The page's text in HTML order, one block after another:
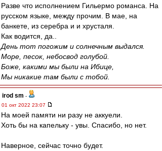
Разве что исполнением Гильермо романса. На
русском языке, между прочим. В мае, на
банкете, из серебра и и хрусталя.
Как водится, да..
День тот погожим и солнечным выдался.
Море, песок, небосвод голубой.
Боже, какими мы были на Ибице,
Мы никакие там были с тобой.
irod sm -
01 окт 2022 23:07
На моей памяти ни разу не аккуели.
Хоть бы на капельку - увы. Спасибо, но нет.
Наверное, сейчас точно будет.